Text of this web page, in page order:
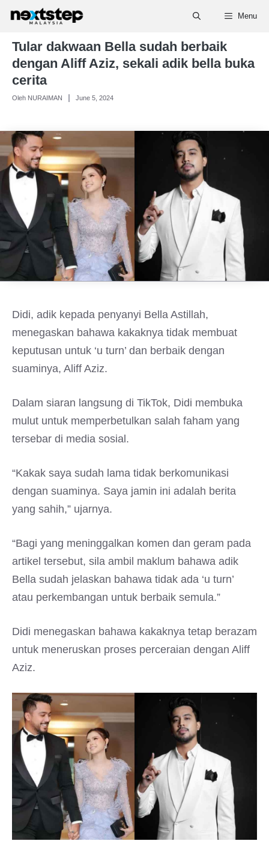
Skip
content
Menu
Tular dakwaan Bella sudah berbaik
dengan Aliff Aziz, sekali adik bella buka
cerita
Oleh NURAIMAN June 5, 2024
Didi, adik kepada penyanyi Bella Astillah,
menegaskan bahawa kakaknya tidak membuat
keputusan untuk ‘u turn’ dan berbaik dengan
suaminya, Aliff Aziz.
Dalam siaran langsung di TikTok, Didi membuka
mulut untuk memperbetulkan salah faham yang
tersebar di media sosial.
“Kakak saya sudah lama tidak berkomunikasi
dengan suaminya. Saya jamin ini adalah berita
yang sahih,” ujarnya.
“Bagi yang meninggalkan komen dan geram pada
artikel tersebut, sila ambil maklum bahawa adik
Bella sudah jelaskan bahawa tidak ada ‘u turn’
atau perkembangan untuk berbaik semula.”
Didi menegaskan bahawa kakaknya tetap berazam
untuk meneruskan proses perceraian dengan Aliff
Aziz.